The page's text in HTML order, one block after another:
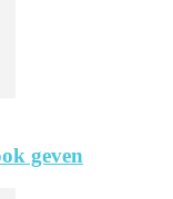
geven